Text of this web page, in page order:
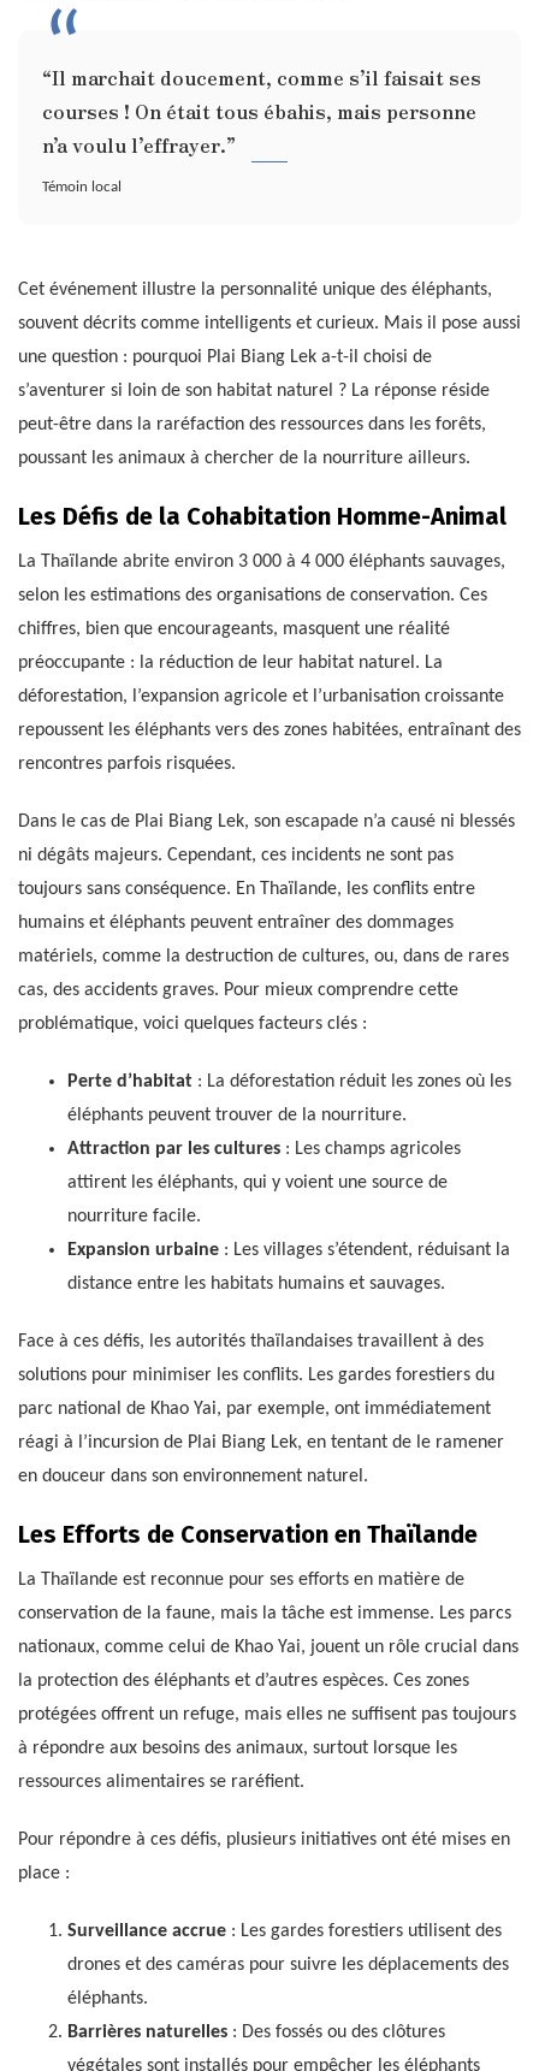
“Il marchait doucement, comme s’il faisait ses
courses ! On était tous ébahis, mais personne
n’a voulu l’effrayer.”
Témoin local
Cet événement illustre la personnalité unique des éléphants,
souvent décrits comme intelligents et curieux. Mais il pose aussi
une question : pourquoi Plai Biang Lek a-t-il choisi de
s’aventurer si loin de son habitat naturel ? La réponse réside
peut-être dans la raréfaction des ressources dans les forêts,
poussant les animaux à chercher de la nourriture ailleurs.
Les Défis de la Cohabitation Homme-Animal
La Thaïlande abrite environ 3 000 à 4 000 éléphants sauvages,
selon les estimations des organisations de conservation. Ces
chiffres, bien que encourageants, masquent une réalité
préoccupante : la réduction de leur habitat naturel. La
déforestation, l’expansion agricole et l’urbanisation croissante
repoussent les éléphants vers des zones habitées, entraînant des
rencontres parfois risquées.
Dans le cas de Plai Biang Lek, son escapade n’a causé ni blessés
ni dégâts majeurs. Cependant, ces incidents ne sont pas
toujours sans conséquence. En Thaïlande, les conflits entre
humains et éléphants peuvent entraîner des dommages
matériels, comme la destruction de cultures, ou, dans de rares
cas, des accidents graves. Pour mieux comprendre cette
problématique, voici quelques facteurs clés :
Perte d’habitat: La déforestation réduit les zones où les
éléphants peuvent trouver de la nourriture.
Attraction par les cultures: Les champs agricoles
attirent les éléphants, qui y voient une source de
nourriture facile.
Expansion urbaine: Les villages s’étendent, réduisant la
distance entre les habitats humains et sauvages.
Face à ces défis, les autorités thaïlandaises travaillent à des
solutions pour minimiser les conflits. Les gardes forestiers du
parc national de Khao Yai, par exemple, ont immédiatement
réagi à l’incursion de Plai Biang Lek, en tentant de le ramener
en douceur dans son environnement naturel.
Les Efforts de Conservation en Thaïlande
La Thaïlande est reconnue pour ses efforts en matière de
conservation de la faune, mais la tâche est immense. Les parcs
nationaux, comme celui de Khao Yai, jouent un rôle crucial dans
la protection des éléphants et d’autres espèces. Ces zones
protégées offrent un refuge, mais elles ne suffisent pas toujours
à répondre aux besoins des animaux, surtout lorsque les
ressources alimentaires se raréfient.
Pour répondre à ces défis, plusieurs initiatives ont été mises en
place :
Surveillance accrue: Les gardes forestiers utilisent des
drones et des caméras pour suivre les déplacements des
éléphants.
Barrières naturelles: Des fossés ou des clôtures
végétales sont installés pour empêcher les éléphants